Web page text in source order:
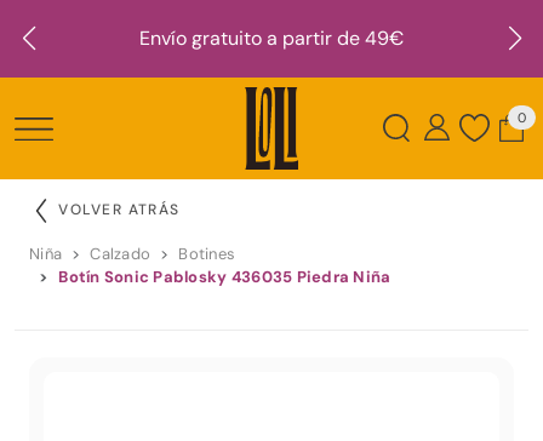
Envío gratuito a partir de 49€
0
VOLVER ATRÁS
Niña Calzado
Botines
Botín Sonic Pablosky 436035 Piedra Niña